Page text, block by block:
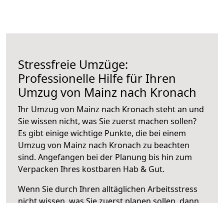
Stressfreie Umzüge:
Professionelle Hilfe für Ihren
Umzug von Mainz nach Kronach
Ihr Umzug von Mainz nach Kronach steht an und
Sie wissen nicht, was Sie zuerst machen sollen?
Es gibt einige wichtige Punkte, die bei einem
Umzug von Mainz nach Kronach zu beachten
sind. Angefangen bei der Planung bis hin zum
Verpacken Ihres kostbaren Hab & Gut.
Wenn Sie durch Ihren alltäglichen Arbeitsstress